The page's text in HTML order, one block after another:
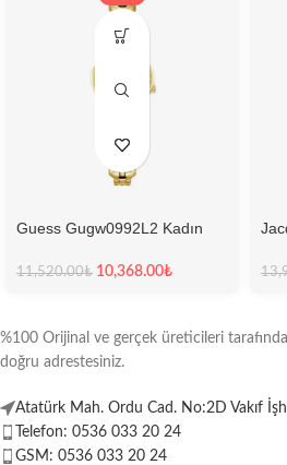
Guess Gugw0992L2 Kadın
11,520.00₺ 10,368.00₺
%100 Orijinal ve gerçek üreticileri
doğru adrestesiniz.
Atatürk Mah. Ordu Cad. No:2D Vakıf
Telefon: 0536 033 20 24
GSM: 0536 033 20 24